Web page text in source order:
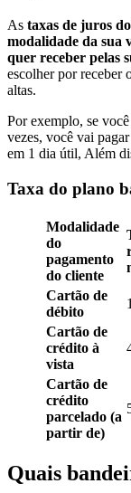
As taxas de juros
modalidade da sua
quer receber pelas
escolher por receber
altas.
Por exemplo, se
vezes, você vai
em 1 dia útil, Além
Taxa do plano
Modalidade
do
pagamento
do cliente
Cartão de
débito
Cartão de
crédito à
vista
Cartão de
crédito
parcelado (a
partir de)
Quais